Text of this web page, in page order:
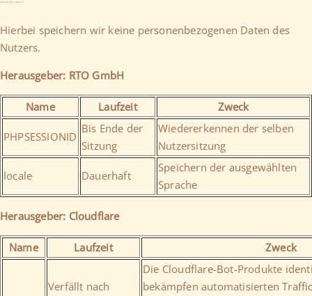
Essenzielle Cookies:
Hierbei speichern wir keine personenbezogenen Daten des
Nutzers.
Herausgeber: RTO GmbH
Name Laufzeit Zweck
PHPSESSIONID
Bis Ende der
Sitzung
Wiedererkennen der selben
Nutzersitzung
locale Dauerhaft
Speichern der ausgewählten
Sprache
Herausgeber: Cloudflare
Name Laufzeit Zweck
Verfällt nach
Die Cloudflare-Bot-Produkte
bekämpfen automatisierten